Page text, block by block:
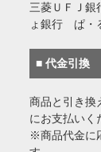
三菱ＵＦＪ銀
ょ銀行 ぱ・
■ 代金引換
商品と引き換
にお支払いく
※商品代金に